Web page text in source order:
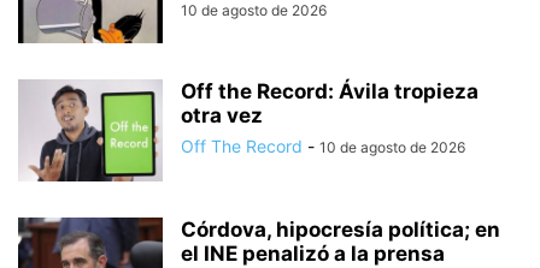
10 de agosto de 2026
Off the Record: Ávila tropieza
otra vez
Off The Record - 10 de agosto de 2026
Córdova, hipocresía política; en
el INE penalizó a la prensa